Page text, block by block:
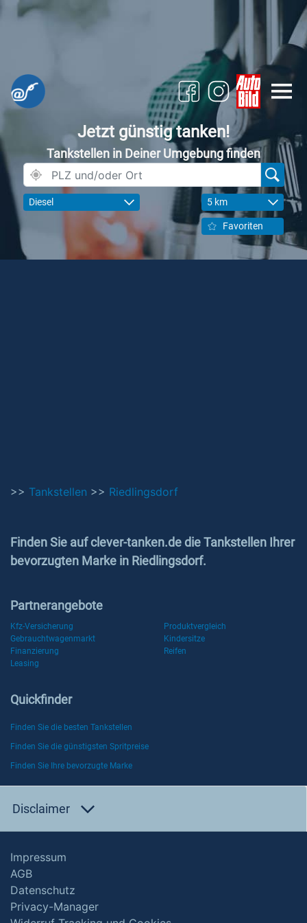
Jetzt günstig tanken!
Tankstellen in Deiner Umgebung finden
Diesel 5 km
Favoriten
>> Tankstellen >> Riedlingsdorf
Finden Sie auf clever-tanken.de die Tankstellen Ihrer
bevorzugten Marke in Riedlingsdorf.
Partnerangebote
Kfz-Versicherung
Produktvergleich
Gebrauchtwagenmarkt
Kindersitze
Finanzierung
Reifen
Leasing
Quickfinder
Finden Sie die besten Tankstellen
Finden Sie die günstigsten Spritpreise
Finden Sie Ihre bevorzugte Marke
Disclaimer
Impressum
AGB
Datenschutz
Privacy-Manager